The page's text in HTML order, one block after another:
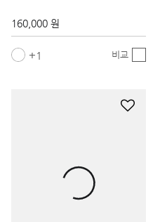
160,000 원
1 비교